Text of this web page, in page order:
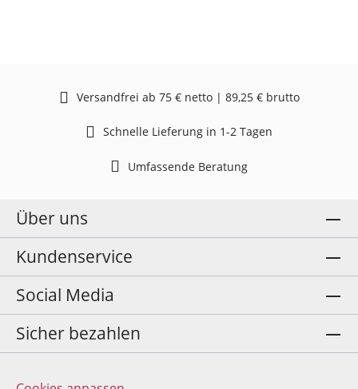
Versandfrei ab 75 € netto | 89,25 € brutto
Schnelle Lieferung in 1-2 Tagen
Umfassende Beratung
Über uns
Kundenservice
Social Media
Sicher bezahlen